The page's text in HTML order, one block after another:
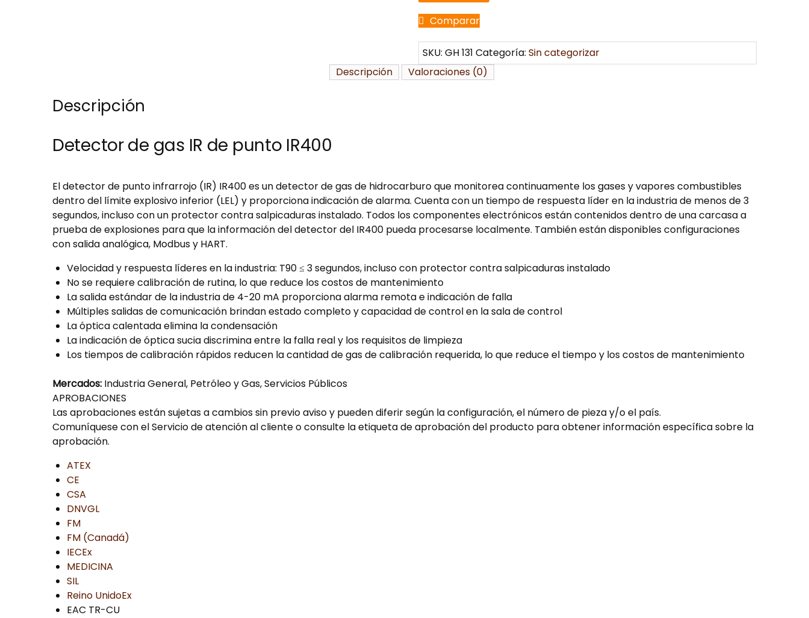
Comparar
SKU:GH 131 Categoría:Sin categorizar
Descripción
Valoraciones (0)
Descripción
Detector de gas IR de punto IR400
El detector de punto infrarrojo (IR) IR400 es un detector de gas de hidrocarburo que monitorea continuamente los gases y vapores combustibles
dentro del límite explosivo inferior (LEL) y proporciona indicación de alarma. Cuenta con un tiempo de respuesta líder en la industria de menos de 3
segundos, incluso con un protector contra salpicaduras instalado. Todos los componentes electrónicos están contenidos dentro de una carcasa a
prueba de explosiones para que la información del detector del IR400 pueda procesarse localmente. También están disponibles configuraciones
con salida analógica, Modbus y HART.
Velocidad y respuesta líderes en la industria: T90 ≤ 3 segundos, incluso con protector contra salpicaduras instalado
No se requiere calibración de rutina, lo que reduce los costos de mantenimiento
La salida estándar de la industria de 4-20 mA proporciona alarma remota e indicación de falla
Múltiples salidas de comunicación brindan estado completo y capacidad de control en la sala de control
La óptica calentada elimina la condensación
La indicación de óptica sucia discrimina entre la falla real y los requisitos de limpieza
Los tiempos de calibración rápidos reducen la cantidad de gas de calibración requerida, lo que reduce el tiempo y los costos de mantenimiento
Mercados: Industria General, Petróleo y Gas, Servicios Públicos
APROBACIONES
Las aprobaciones están sujetas a cambios sin previo aviso y pueden diferir según la configuración, el número de pieza y/o el país.
Comuníquese con el Servicio de atención al cliente o consulte la etiqueta de aprobación del producto para obtener información específica sobre la
aprobación.
ATEX
CE
CSA
DNVGL
FM
FM (Canadá)
IECEx
MEDICINA
SIL
Reino UnidoEx
EAC TR-CU